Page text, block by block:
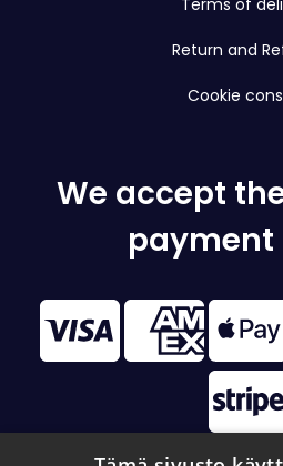
Terms of
Return and
Cookie
We accept
payment